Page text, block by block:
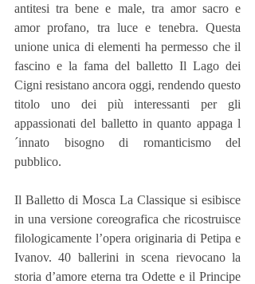
antitesi tra bene e male, tra amor sacro e
amor profano, tra luce e tenebra. Questa
unione unica di elementi ha permesso che il
fascino e la fama del balletto Il Lago dei
Cigni resistano ancora oggi, rendendo questo
titolo uno dei più interessanti per gli
appassionati del balletto in quanto appaga l
´innato bisogno di romanticismo del
pubblico.
Il Balletto di Mosca La Classique si esibisce
in una versione coreografica che ricostruisce
filologicamente l’opera originaria di Petipa e
Ivanov. 40 ballerini in scena rievocano la
storia d’amore eterna tra Odette e il Principe